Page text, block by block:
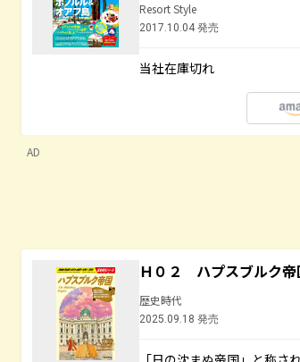
Resort Style
2017.10.04 発売
当社在庫切れ
AD
Ｈ０２ ハプスブルク帝
歴史時代
2025.09.18 発売